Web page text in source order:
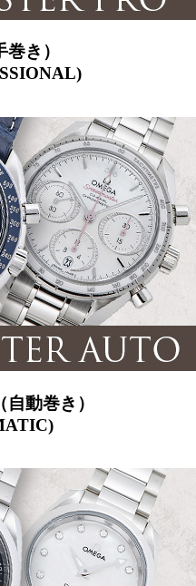
き）
動巻き）